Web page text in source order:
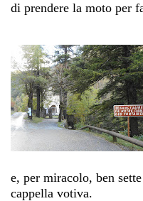
di prendere la moto per
e, per miracolo, ben
cappella votiva.